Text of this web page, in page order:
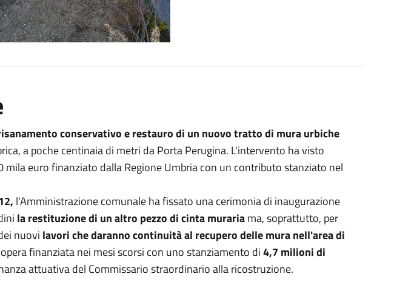
conservativo e restauro di un nuovo tratto di mura urbiche
a poche centinaia di metri da Porta Perugina. L'intervento ha visto
euro finanziato dalla Regione Umbria con un contributo stanziato nel
l'Amministrazione comunale ha fissato una cerimonia di inaugurazione
la restituzione di un altro pezzo di cinta murariama, soprattutto, per
nuovi lavori che daranno continuità al recupero delle mura nell'area di
finanziata nei mesi scorsi con uno stanziamento di4,7 milioni di
attuativa del Commissario straordinario alla ricostruzione.